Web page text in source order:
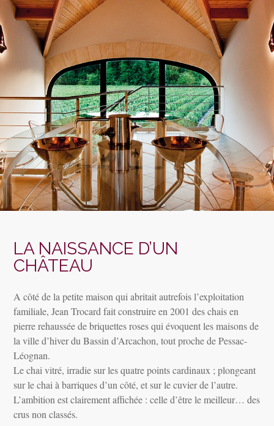
LA NAISSANCE D’UN
CHÂTEAU
A côté de la petite maison qui abritait autrefois l’exploitation
familiale, Jean Trocard fait construire en 2001 des chais en
pierre rehaussée de briquettes roses qui évoquent les maisons de
la ville d’hiver du Bassin d’Arcachon, tout proche de Pessac-
Léognan.
Le chai vitré, irradie sur les quatre points cardinaux ; plongeant
sur le chai à barriques d’un côté, et sur le cuvier de l’autre.
L’ambition est clairement affichée : celle d’être le meilleur… des
crus non classés.